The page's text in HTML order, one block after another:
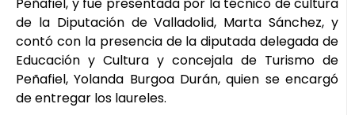
Peñafiel, y fue presentada por la técnico de cultura
de la Diputación de Valladolid, Marta Sánchez, y
contó con la presencia de la diputada delegada de
Educación y Cultura y concejala de Turismo de
Peñafiel, Yolanda Burgoa Durán, quien se encargó
de entregar los laureles.